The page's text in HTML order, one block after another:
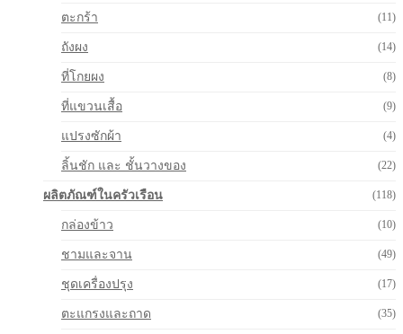
ตะกร้า (11)
ถังผง (14)
ที่โกยผง (8)
ที่แขวนเสื้อ (9)
แปรงซักผ้า (4)
ลิ้นชัก และ ชั้นวางของ (22)
ผลิตภัณฑ์ในครัวเรือน (118)
กล่องข้าว (10)
ชามและจาน (49)
ชุดเครื่องปรุง (17)
ตะแกรงและถาด (35)